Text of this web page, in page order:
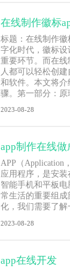
在线制作徽标
标题：在线制作
字化时代，徽标
重要环节。而在
人都可以轻松创
和软件。本文将
骤。第一部分：
2023-08-28
app制作在线做
APP（Application
应用程序，是安
智能手机和平板电
常生活的重要组成
化，我们需要了解
2023-08-28
app在线开发